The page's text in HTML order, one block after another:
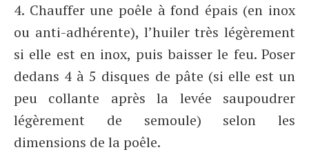
4. Chauffer une poêle à fond épais (en inox
ou anti-adhérente), l’huiler très légèrement
si elle est en inox, puis baisser le feu. Poser
dedans 4 à 5 disques de pâte (si elle est un
peu collante après la levée saupoudrer
légèrement de semoule) selon les
dimensions de la poêle.